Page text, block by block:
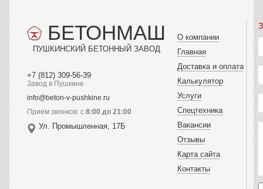
БЕТОНМАШ
ПУШКИНСКИЙ БЕТОННЫЙ ЗАВОД
+7 (812) 309-56-39
Завод в Пушкине
info@beton-v-pushkine.ru
Прием звонков: с 8:00 до 21:00
Ул. Промышленная, 17Б
О компании
Главная
Доставка и оплата
Калькулятор
Услуги
Спецтехника
Вакансии
Отзывы
Карта сайта
Контакты